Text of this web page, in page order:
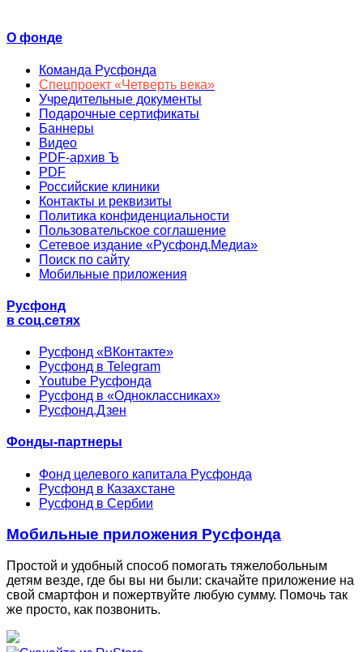
О фонде
Команда Русфонда
Спецпроект «Четверть века»
Учредительные документы
Подарочные сертификаты
Баннеры
Видео
PDF-архив Ъ
PDF
Российские клиники
Контакты и реквизиты
Политика конфиденциальности
Пользовательское соглашение
Сетевое издание «Русфонд.Медиа»
Поиск по сайту
Мобильные приложения
Русфонд
в соц.сетях
Русфонд «ВКонтакте»
Русфонд в Telegram
Youtube Русфонда
Русфонд в «Одноклассниках»
Русфонд.Дзен
Фонды-партнеры
Фонд целевого капитала Русфонда
Русфонд в Казахстане
Русфонд в Сербии
Мобильные приложения Русфонда
Простой и удобный способ помогать тяжелобольным
детям везде, где бы вы ни были: скачайте приложение на
свой смартфон и пожертвуйте любую сумму. Помочь так
же просто, как позвонить.